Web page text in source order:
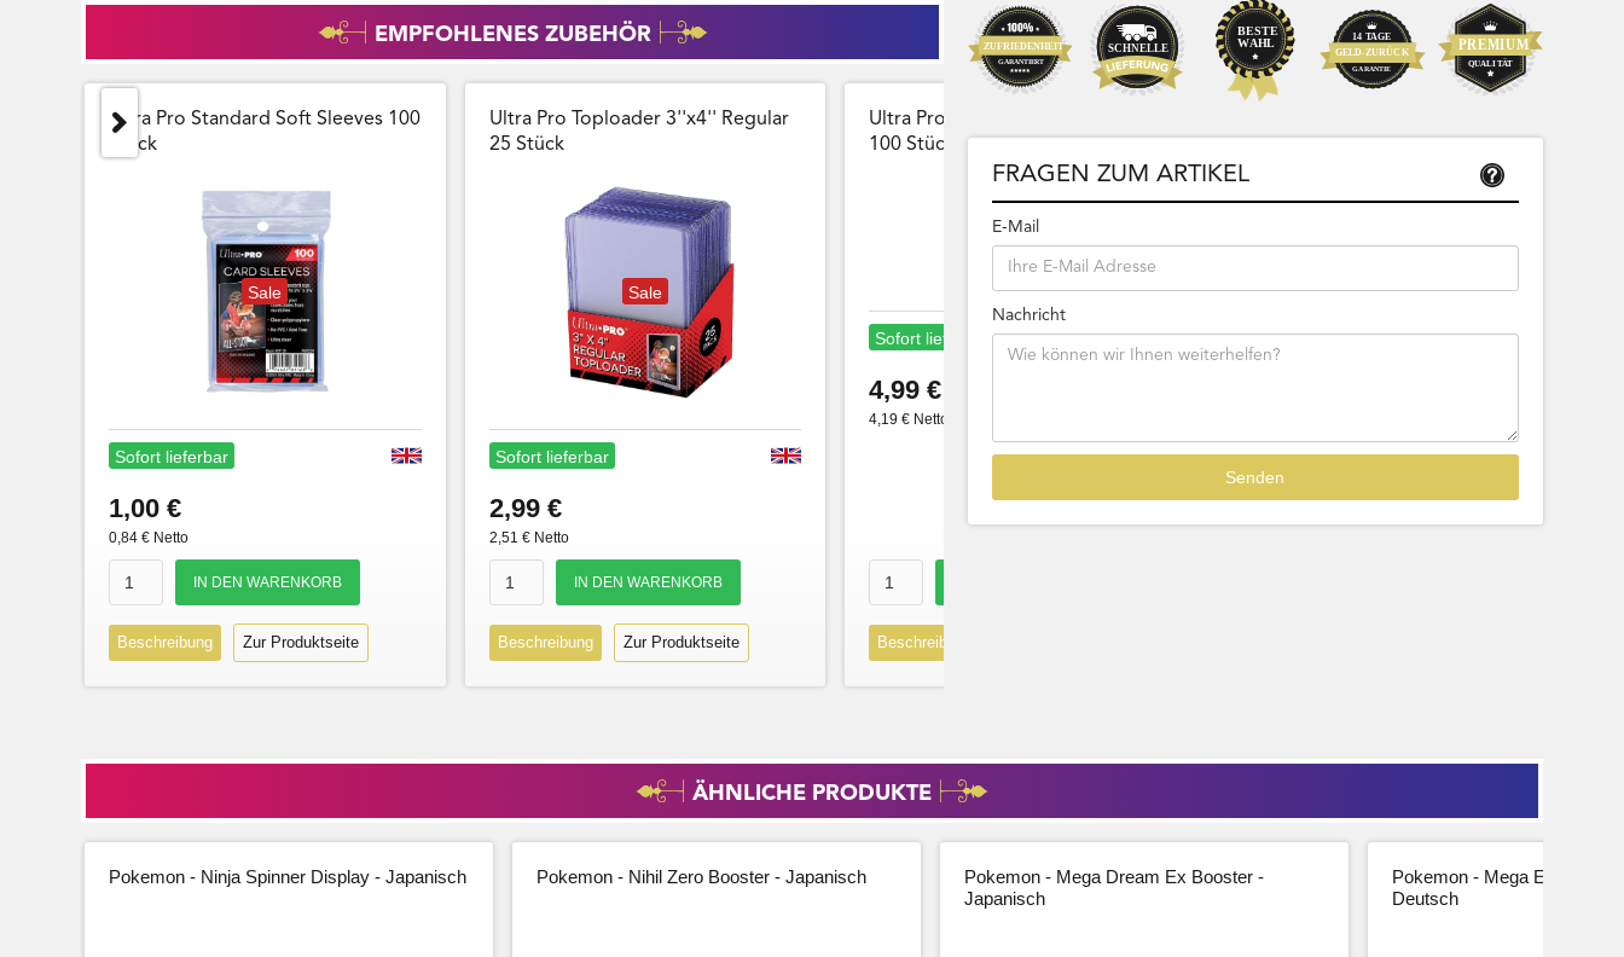
EMPFOHLENES ZUBEHÖR
Ultra Pro Standard Soft Sleeves 100
Stück
Sale
Sofort lieferbar
1,00 €
0,84 € Netto
Beschreibung Zur Produktseite
Ultra Pro Toploader 3''x4'' Regular
25 Stück
Sale
Sofort lieferbar
2,99 €
2,51 € Netto
Beschreibung Zur Produktseite
Ultra Pro Card Sleeves Team Bags
100 Stück Wiederverschließbar
Sofort lieferbar
4,99 €
4,19 € Netto
Beschreibung
Bestseller
Sofort lieferbar
39,99
FRAGEN ZUM ARTIKEL
E-Mail
Nachricht
ÄHNLICHE PRODUKTE
Pokemon - Ninja Spinner Display - Japanisch Pokemon - Nihil Zero Booster - Japanisch
Pokemon - Mega Dream Ex Booster -
Japanisch
Pokemon - Mega
Deutsch